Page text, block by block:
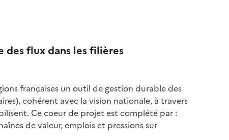
des flux dans les filières
françaises un outil de gestion durable des
cohérent avec la vision nationale, à travers
Ce coeur de projet est complété par :
de valeur, emplois et pressions sur